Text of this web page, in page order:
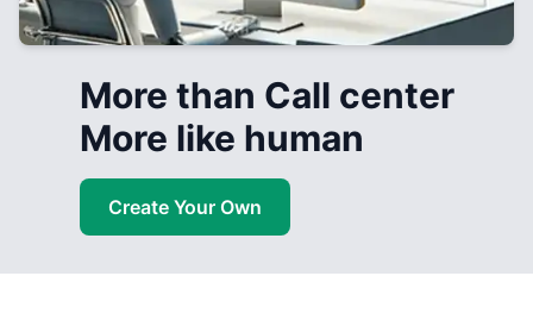
More than Call center
More like human
Create Your Own